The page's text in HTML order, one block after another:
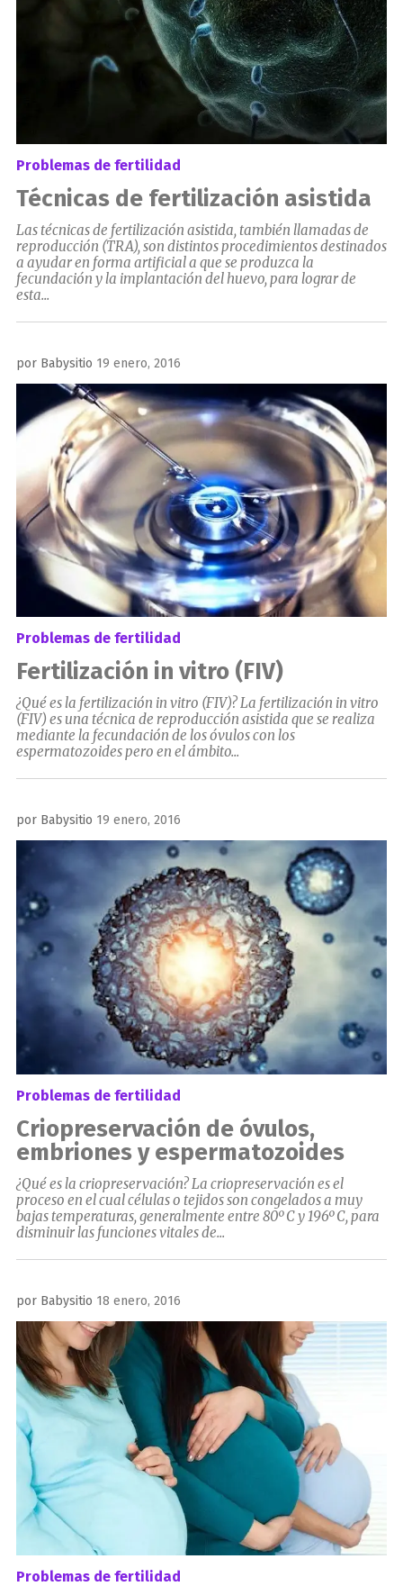
Problemas de fertilidad
Técnicas de fertilización asistida
Las técnicas de fertilización asistida, también llamadas de
reproducción (TRA), son distintos procedimientos destinados
a ayudar en forma artificial a que se produzca la
fecundación y la implantación del huevo, para lograr de
esta...
por Babysitio Publicado
el
19 enero, 2016
Problemas de fertilidad
Fertilización in vitro (FIV)
¿Qué es la fertilización in vitro (FIV)? La fertilización in vitro
(FIV) es una técnica de reproducción asistida que se realiza
mediante la fecundación de los óvulos con los
espermatozoides pero en el ámbito...
por Babysitio Publicado
el
19 enero, 2016
Problemas de fertilidad
Criopreservación de óvulos,
embriones y espermatozoides
¿Qué es la criopreservación? La criopreservación es el
proceso en el cual células o tejidos son congelados a muy
bajas temperaturas, generalmente entre 80º C y 196º C, para
disminuir las funciones vitales de...
por Babysitio Publicado
el
18 enero, 2016
Problemas de fertilidad